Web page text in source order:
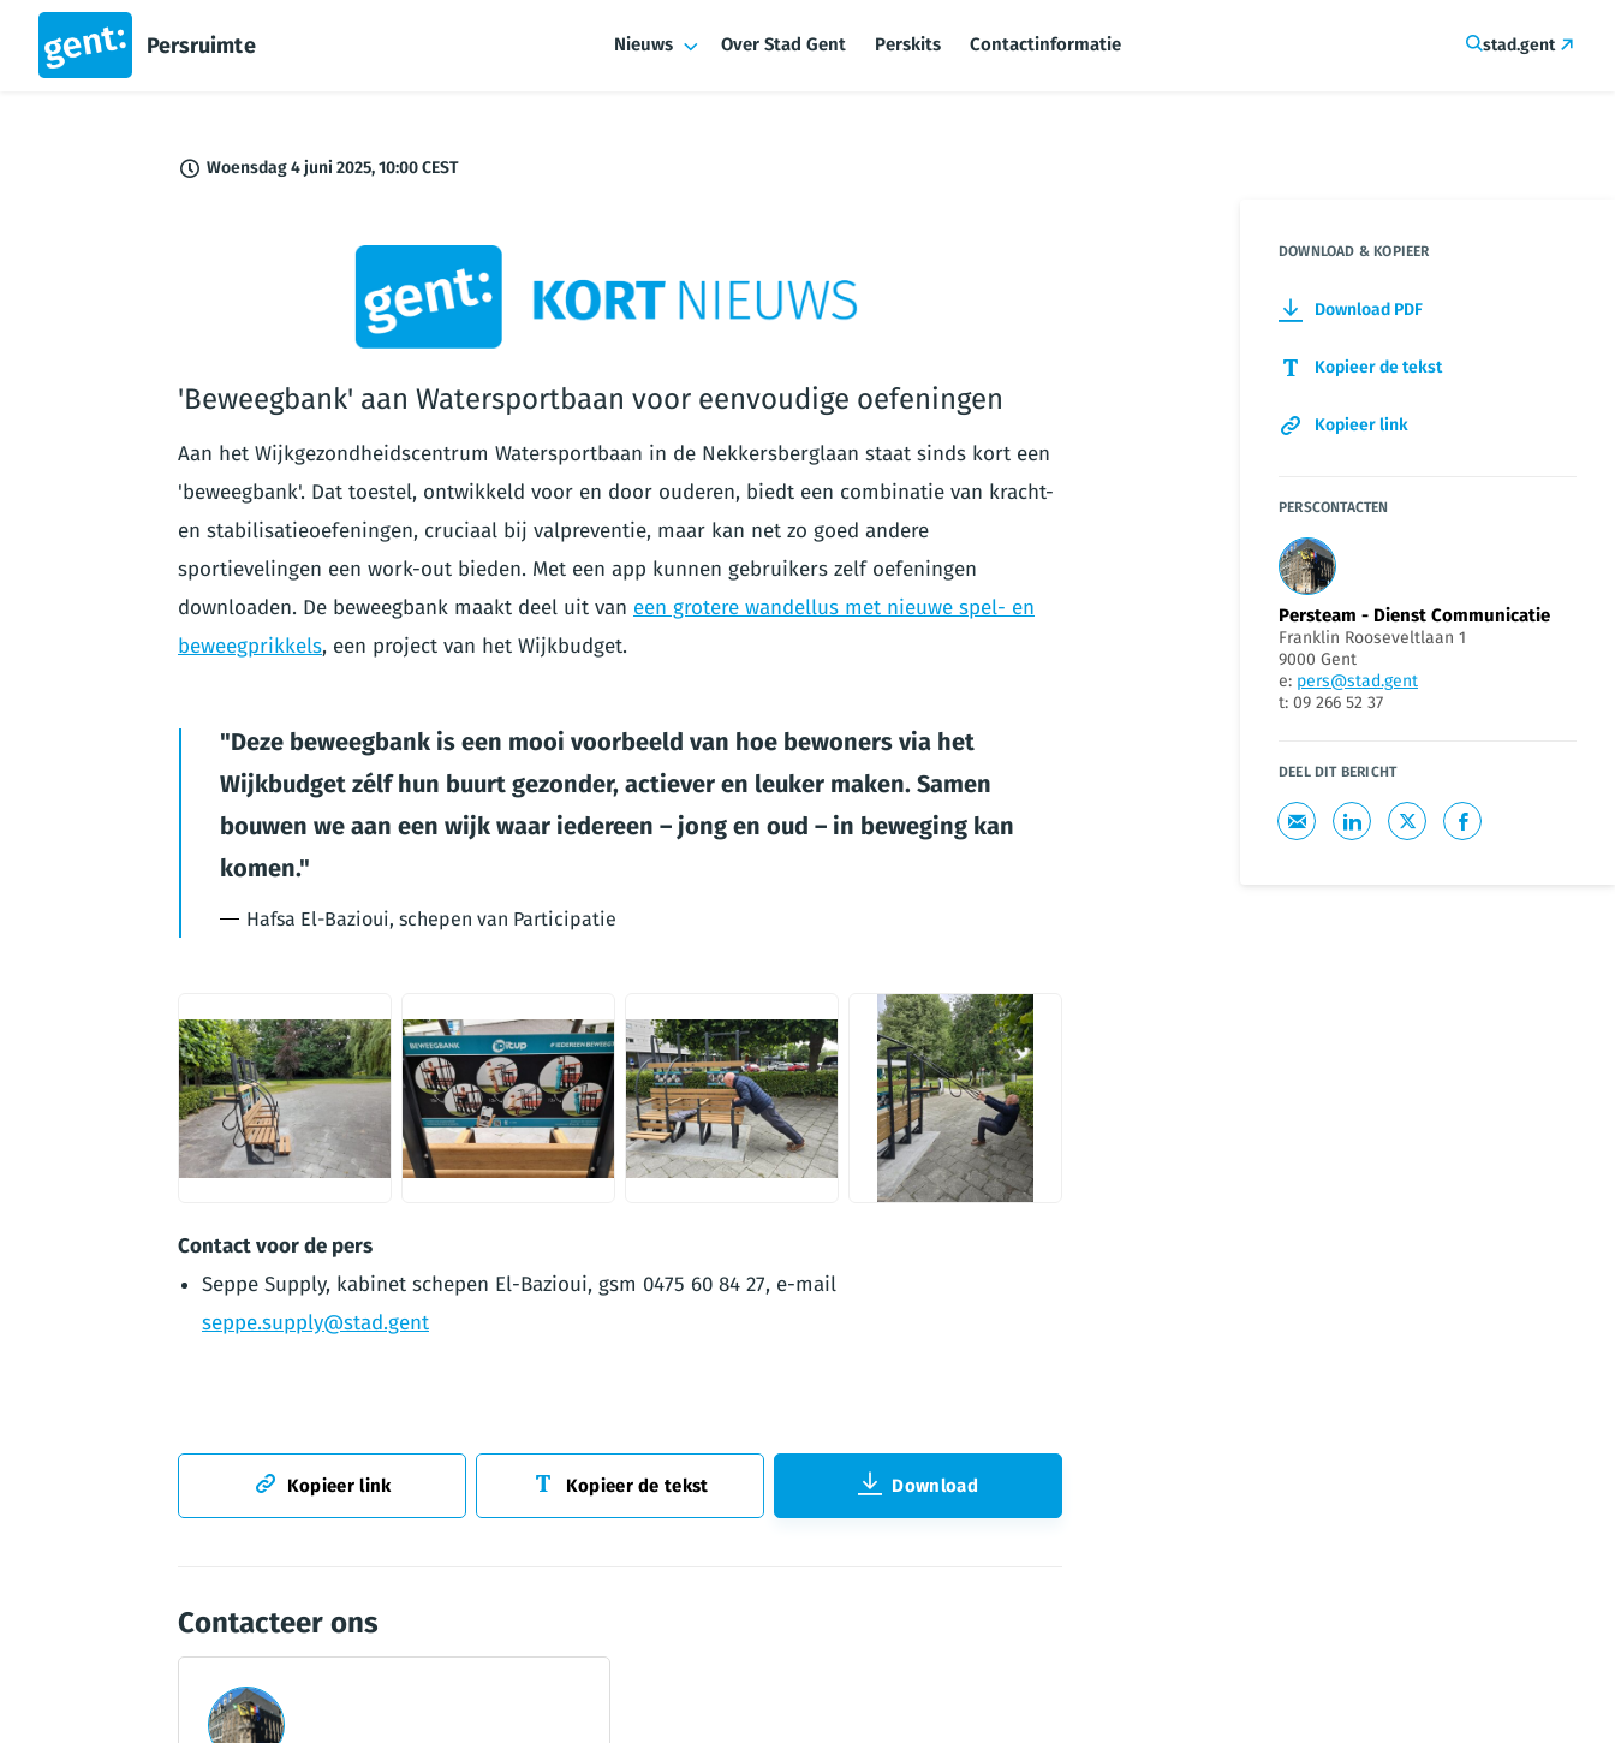
Persruimte Nieuws Over Stad Gent Perskits Contactinformatie stad.gent
Woensdag 4 juni 2025, 10:00 CEST
PNG
'Beweegbank' aan Watersportbaan voor eenvoudige oefeningen
Aan het Wijkgezondheidscentrum Watersportbaan in de Nekkersberglaan staat sinds kort een
'beweegbank'. Dat toestel, ontwikkeld voor en door ouderen, biedt een combinatie van kracht-
en stabilisatieoefeningen, cruciaal bij valpreventie, maar kan net zo goed andere
sportievelingen een work-out bieden. Met een app kunnen gebruikers zelf oefeningen
downloaden. De beweegbank maakt deel uit van een grotere wandellus met nieuwe spel- en
beweegprikkels, een project van het Wijkbudget.
Deze beweegbank is een mooi voorbeeld van hoe bewoners via het
Wijkbudget zélf hun buurt gezonder, actiever en leuker maken. Samen
bouwen we aan een wijk waar iedereen – jong en oud – in beweging kan
komen.
Hafsa El-Bazioui, schepen van Participatie
JPG JPG JPG JPG
Contact voor de pers
Seppe Supply, kabinet schepen El-Bazioui, gsm 0475 60 84 27, e-mail
seppe.supply@stad.gent
Kopieer link Kopieer de tekst Download
Contacteer ons
DOWNLOAD & KOPIEER
Download PDF
Kopieer de tekst
Kopieer link
PERSCONTACTEN
Persteam - Dienst Communicatie
Franklin Rooseveltlaan 1
9000 Gent
e: pers@stad.gent
t: 09 266 52 37
DEEL DIT BERICHT